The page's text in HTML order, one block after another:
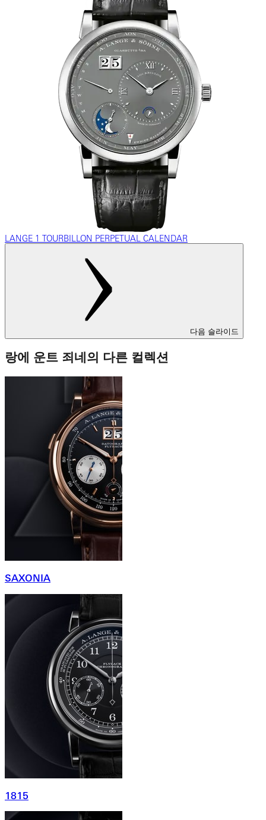
LANGE 1 TOURBILLON PERPETUAL CALENDAR
다음 슬라이드
랑에 운트 죄네의 다른 컬렉션
SAXONIA
1815